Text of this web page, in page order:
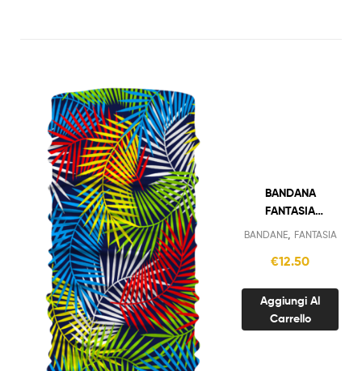
BANDANA
FANTASIA
PIUME NERO
BANDANE, FANTASIA
€12.50
Aggiungi Al
Carrello